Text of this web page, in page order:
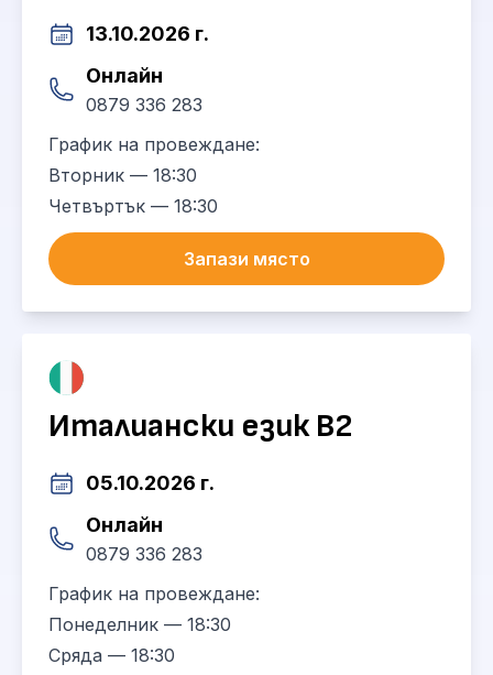
13.10.2026 г.
Онлайн
0879 336 283
График на провеждане:
Вторник — 18:30
Четвъртък — 18:30
Запази място
Италиански език B2
05.10.2026 г.
Онлайн
0879 336 283
График на провеждане:
Понеделник — 18:30
Сряда — 18:30